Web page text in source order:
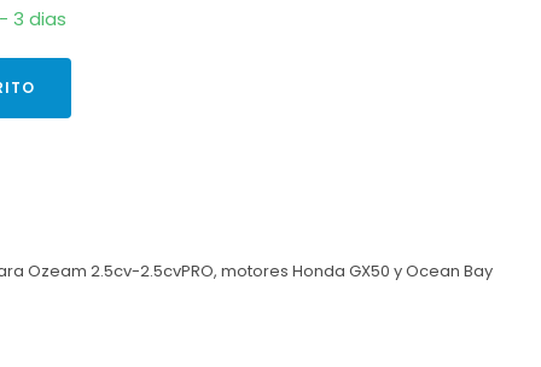
3 dias
Ozeam 2.5cv-2.5cvPRO, motores Honda GX50 y Ocean Bay